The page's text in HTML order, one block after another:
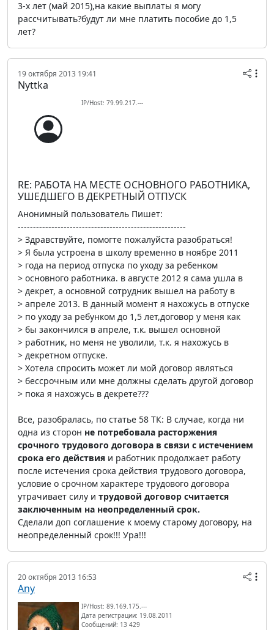
3-х лет (май 2015),на какие выплаты я могу
рассчитывать?будут ли мне платить пособие до 1,5
лет?
19 октября 2013 19:41
Nyttka
IP/Host: 79.99.217.---
RE: РАБОТА НА МЕСТЕ ОСНОВНОГО РАБОТНИКА,
УШЕДШЕГО В ДЕКРЕТНЫЙ ОТПУСК
Анонимный пользователь Пишет:
-------------------------------------------------------
> Здравствуйте, помогте пожалуйста разобраться!
> Я была устроена в школу временно в ноябре 2011
> года на период отпуска по уходу за ребенком
> основного работника. в августе 2012 я сама ушла в
> декрет, а основной сотрудник вышел на работу в
> апреле 2013. В данный момент я нахожусь в отпуске
> по уходу за ребунком до 1,5 лет,договор у меня как
> бы закончился в апреле, т.к. вышел основной
> работник, но меня не уволили, т.к. я нахожусь в
> декретном отпуске.
> Хотела спросить может ли мой договор являться
> бессрочным или мне должны сделать другой договор
> пока я нахожусь в декрете???
Все, разобралась, по статье 58 ТК: В случае, когда ни
одна из сторон не потребовала расторжения
срочного трудового договора в связи с истечением
срока его действия и работник продолжает работу
после истечения срока действия трудового договора,
условие о срочном характере трудового договора
утрачивает силу и трудовой договор считается
заключенным на неопределенный срок.
Сделали доп соглашение к моему старому договору, на
неопределенный срок!!! Ура!!!
20 октября 2013 16:53
Any
IP/Host: 89.169.175.---
Дата регистрации: 19.08.2011
Сообщений: 13 429